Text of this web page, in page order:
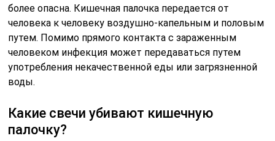
более опасна. Кишечная палочка передается от
человека к человеку воздушно-капельным и половым
путем. Помимо прямого контакта с зараженным
человеком инфекция может передаваться путем
употребления некачественной еды или загрязненной
воды.
Какие свечи убивают кишечную
палочку?